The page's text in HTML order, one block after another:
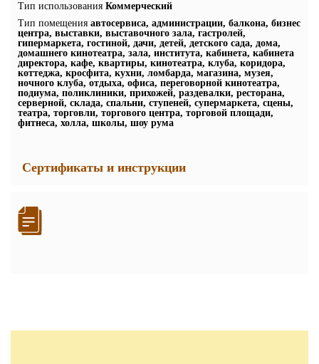
Тип использования Коммерческий
Тип помещения автосервиса, администрации, балкона, бизнес
центра, выставки, выставочного зала, гастролей,
гипермаркета, гостиной, дачи, детей, детского сада, дома,
домашнего кинотеатра, зала, института, кабинета, кабинета
директора, кафе, квартиры, кинотеатра, клуба, коридора,
коттеджа, кросфита, кухни, ломбарда, магазина, музея,
ночного клуба, отдыха, офиса, переговорной кинотеатра,
подиума, поликлиники, прихожей, раздевалки, ресторана,
серверной, склада, спальни, ступеней, супермаркета, сцены,
театра, торговли, торгового центра, торговой площади,
фитнеса, холла, школы, шоу рума
Сертификаты и инструкции